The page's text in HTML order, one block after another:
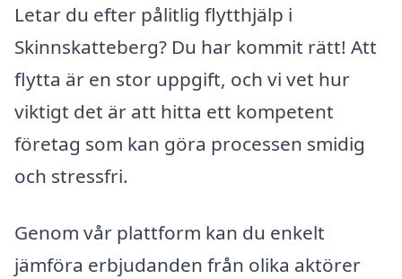
Letar du efter pålitlig flytthjälp i
Skinnskatteberg? Du har kommit rätt! Att
flytta är en stor uppgift, och vi vet hur
viktigt det är att hitta ett kompetent
företag som kan göra processen smidig
och stressfri.
Genom vår plattform kan du enkelt
jämföra erbjudanden från olika aktörer